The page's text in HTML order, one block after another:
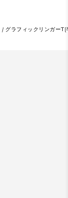
/ グラフィックリンガーT(